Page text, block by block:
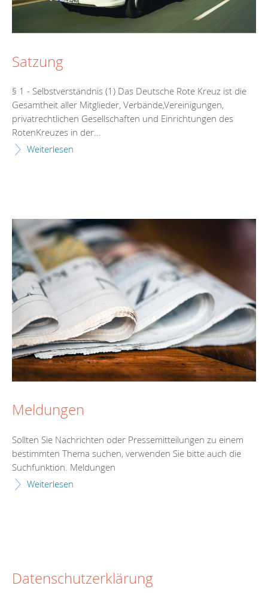
Satzung
§ 1 - Selbstverständnis (1) Das Deutsche Rote Kreuz ist die
Gesamtheit aller Mitglieder, Verbände,Vereinigungen,
privatrechtlichen Gesellschaften und Einrichtungen des
RotenKreuzes in der...
Weiterlesen
Meldungen
Sollten Sie Nachrichten oder Pressemitteilungen zu einem
bestimmten Thema suchen, verwenden Sie bitte auch die
Suchfunktion. Meldungen
Weiterlesen
Datenschutzerklärung